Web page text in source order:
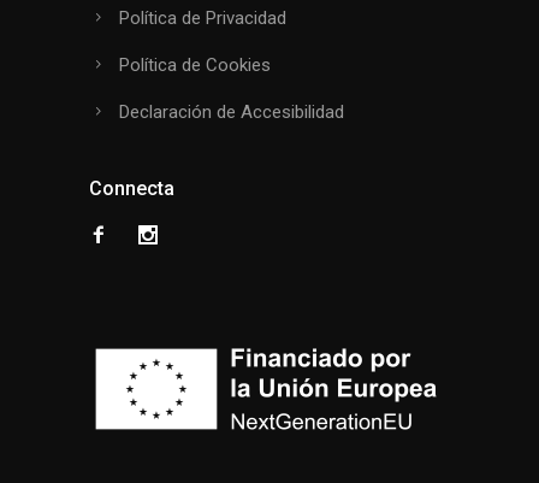
Política de Privacidad
Política de Cookies
Declaración de Accesibilidad
Connecta